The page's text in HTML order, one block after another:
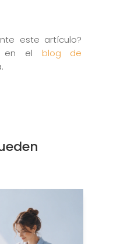
este artículo?
en el blog de